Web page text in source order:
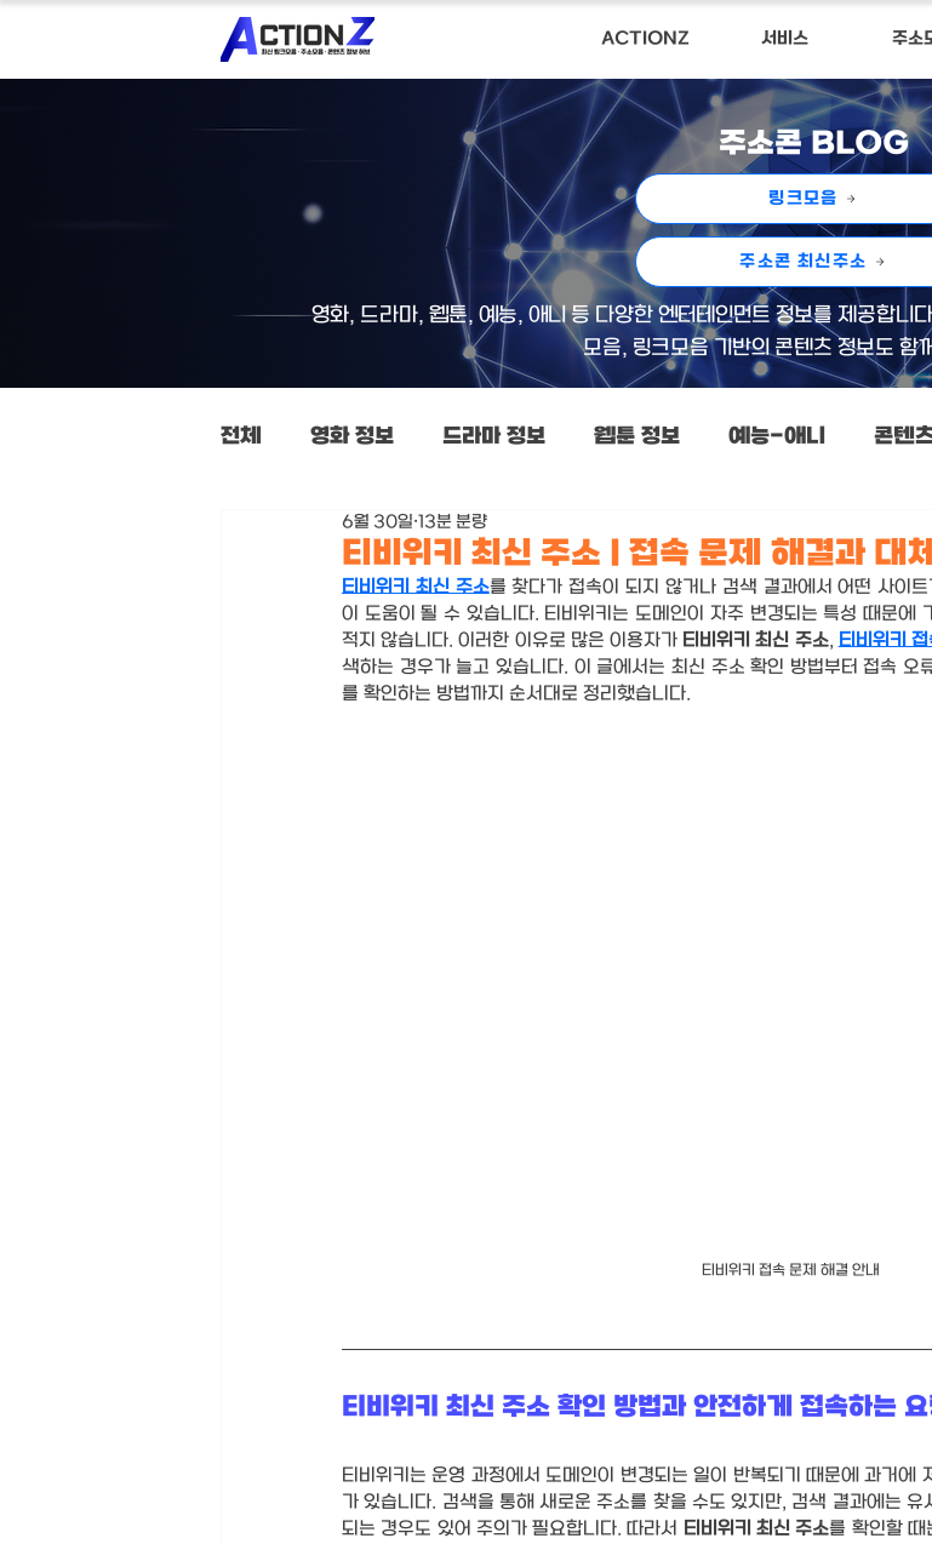
ACTIONZ 서비스 주소
주소콘 BLOG
링크모음
주소콘 최신주소
영화, 드라마, 웹툰, 예능, 애니 등 다양한 엔터테인먼트 정보를 제공합니
모음, 링크모음 기반의 콘텐츠 정보도 함
전체 영화 정보 드라마 정보 웹툰 정보 예능-애니 콘텐
티비위키 최신 주소 | 접속 문제 해결과 대
6월 30일 13분 분량
티비위키 최신 주소를 찾다가 접속이 되지 않거나 검색 결과에서 어떤 사이
이 도움이 될 수 있습니다. 티비위키는 도메인이 자주 변경되는 특성 때문에
적지 않습니다. 이러한 이유로 많은 이용자가 티비위키 최신 주소, 티비위키
색하는 경우가 늘고 있습니다. 이 글에서는 최신 주소 확인 방법부터 접속 오
를 확인하는 방법까지 순서대로 정리했습니다.
티비위키 접속 문제 해결 안내
티비위키 최신 주소 확인 방법과 안전하게 접속하는
티비위키는 운영 과정에서 도메인이 변경되는 일이 반복되기 때문에 과거에
가 있습니다. 검색을 통해 새로운 주소를 찾을 수도 있지만, 검색 결과에는
되는 경우도 있어 주의가 필요합니다. 따라서 티비위키 최신 주소를 확인할